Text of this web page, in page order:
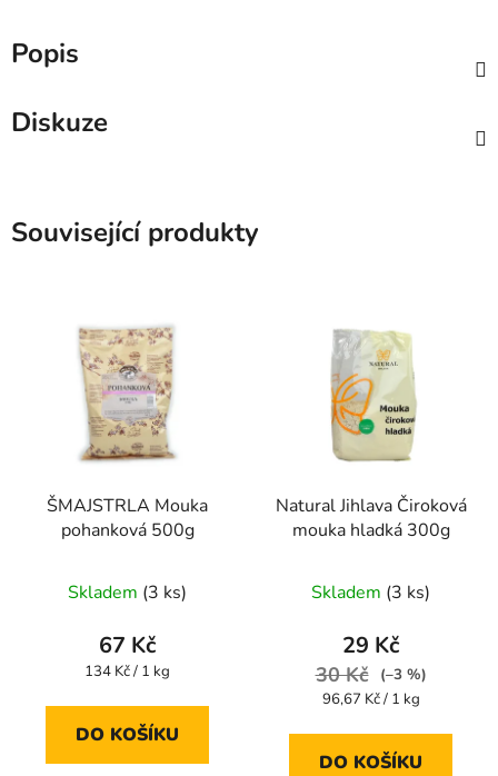
Popis
Diskuze
Související produkty
ŠMAJSTRLA Mouka
pohanková 500g
Skladem (3 ks)
67 Kč
Měrná
134 Kč / 1 kg
DO KOŠÍKU
Natural Jihlava Čiroková
mouka hladká 300g
Skladem (3 ks)
29 Kč
30 Kč
(–3 %)
Měrná
96,67 Kč / 1 kg
DO KOŠÍKU